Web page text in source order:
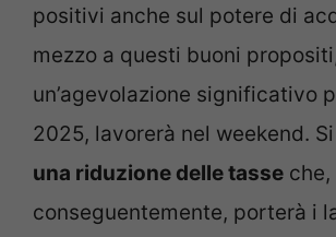
positivi anche sul potere di
mezzo a questi buoni
un’agevolazione significativo
2025, lavorerà nel weekend.
una riduzione delle tasse che,
conseguentemente, porterà i